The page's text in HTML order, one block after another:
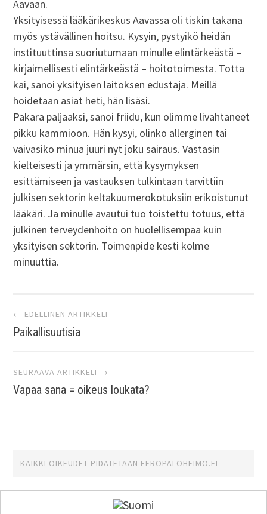
Aavaan.
Yksityisessä lääkärikeskus Aavassa oli tiskin takana
myös ystävällinen hoitsu. Kysyin, pystyikö heidän
instituuttinsa suoriutumaan minulle elintärkeästä –
kirjaimellisesti elintärkeästä – hoitotoimesta. Totta
kai, sanoi yksityisen laitoksen edustaja. Meillä
hoidetaan asiat heti, hän lisäsi.
Pakara paljaaksi, sanoi friidu, kun olimme livahtaneet
pikku kammioon. Hän kysyi, olinko allerginen tai
vaivasiko minua juuri nyt joku sairaus. Vastasin
kielteisesti ja ymmärsin, että kysymyksen
esittämiseen ja vastauksen tulkintaan tarvittiin
julkisen sektorin keltakuumerokotuksiin erikoistunut
lääkäri. Ja minulle avautui tuo toistettu totuus, että
julkinen terveydenhoito on huolellisempaa kuin
yksityisen sektorin. Toimenpide kesti kolme
minuuttia.
Artikkelien
selaus
← EDELLINEN ARTIKKELI
Paikallisuutisia
SEURAAVA ARTIKKELI →
Vapaa sana = oikeus loukata?
KAIKKI OIKEUDET PIDÄTETÄÄN EEROPALOHEIMO.FI